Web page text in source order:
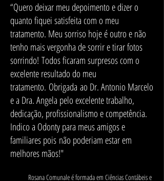
“Quero deixar meu depoimento e dizer o
quanto fiquei satisfeita com o meu
tratamento. Meu sorriso hoje é outro e não
tenho mais vergonha de sorrir e tirar fotos
sorrindo! Todos ficaram surpresos com o
excelente resultado do meu
tratamento. Obrigada ao Dr. Antonio Marcelo
e a Dra. Angela pelo excelente trabalho,
dedicação, profissionalismo e competência.
Indico a Odonty para meus amigos e
familiares pois não poderiam estar em
melhores mãos!"
Rosana Comunale é formada em Ciências Contábeis e